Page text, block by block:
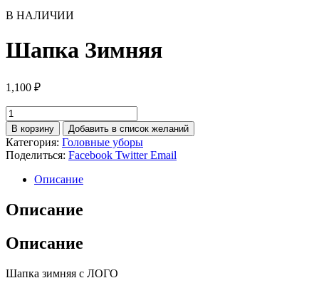
В НАЛИЧИИ
Шапка Зимняя
1,100 ₽
Количество
товара
Шапка
Зимняя
В корзину Добавить в список желаний
Категория: Головные уборы
Поделиться: Facebook Twitter Email
Описание
Описание
Описание
Шапка зимняя с ЛОГО